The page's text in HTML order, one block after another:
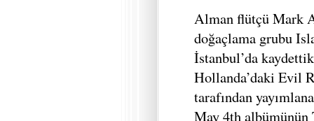
Alman flütçü Mark
doğaçlama grubu
İstanbul’da
Hollanda’daki Evil
tarafından
May 4th albümünün